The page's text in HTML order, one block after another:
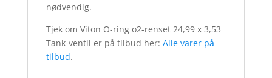
nødvendig.
Tjek om Viton O-ring o2-renset 24,99 x 3,53
Tank-ventil er på tilbud her: Alle varer på
tilbud.